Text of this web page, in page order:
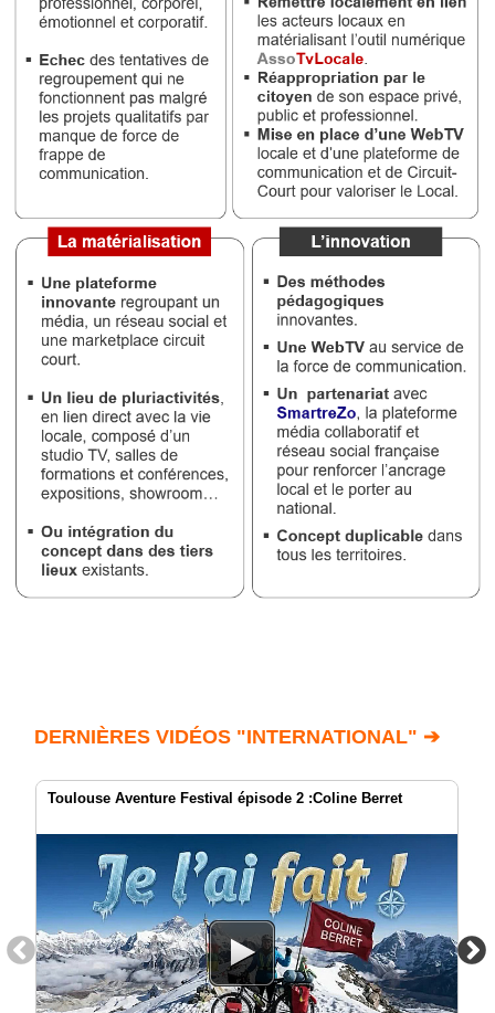
DERNIÈRES VIDÉOS "INTERNATIONAL" ➔
Toulouse Aventure Festival épisode 2 :Coline Berret